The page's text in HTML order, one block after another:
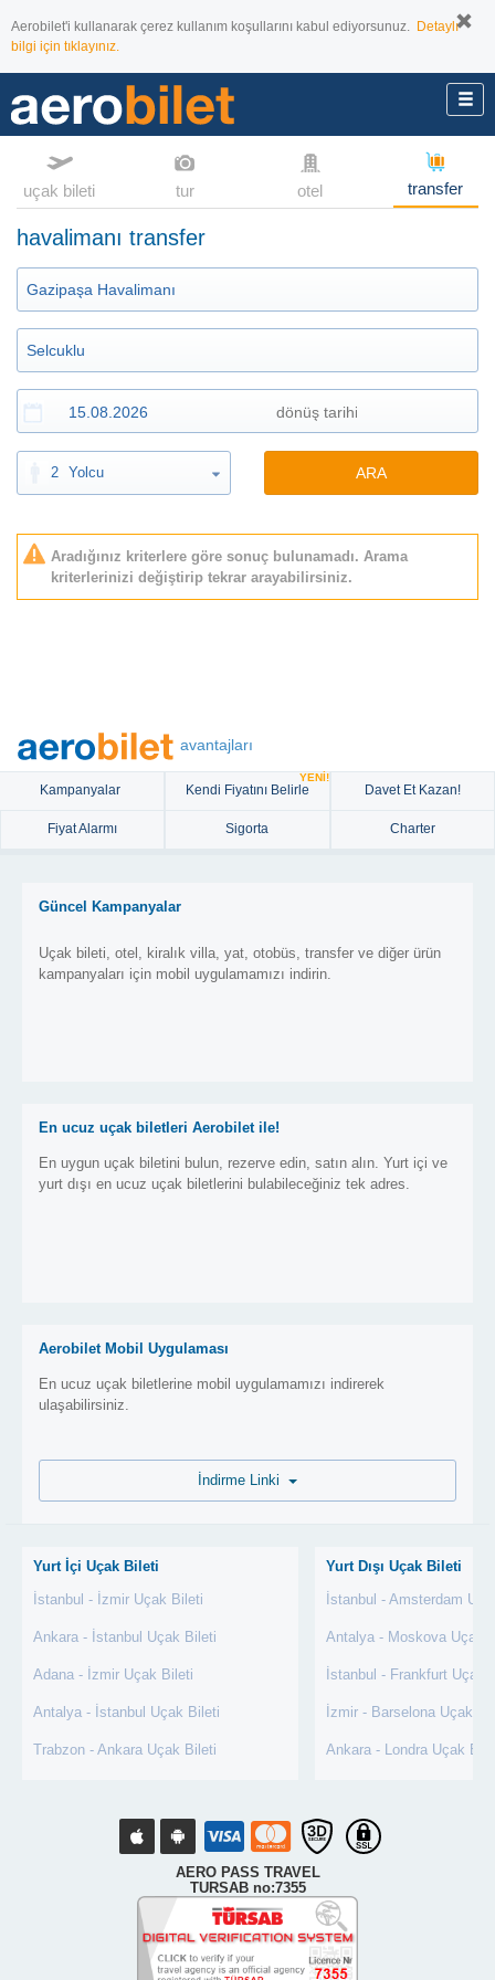
Aerobilet'i kullanarak çerez kullanım koşullarını kabul ediyorsunuz. Detaylı
bilgi için tıklayınız.
uçak bileti tur otel transfer
havalimanı transfer
2 Yolcu ARA
Aradığınız kriterlere göre sonuç bulunamadı. Arama
kriterlerinizi değiştirip tekrar arayabilirsiniz.
avantajları
Kampanyalar Kendi Fiyatını Belirle
YENİ!
Davet Et Kazan!
Fiyat Alarmı Sigorta Charter
Güncel Kampanyalar
Uçak bileti, otel, kiralık villa, yat, otobüs, transfer ve diğer ürün
kampanyaları için mobil uygulamamızı indirin.
En ucuz uçak biletleri Aerobilet ile!
En uygun uçak biletini bulun, rezerve edin, satın alın. Yurt içi ve
yurt dışı en ucuz uçak biletlerini bulabileceğiniz tek adres.
Aerobilet Mobil Uygulaması
En ucuz uçak biletlerine mobil uygulamamızı indirerek
ulaşabilirsiniz.
Yurt İçi Uçak Bileti
İstanbul - İzmir Uçak Bileti
Ankara - İstanbul Uçak Bileti
Adana - İzmir Uçak Bileti
Antalya - İstanbul Uçak Bileti
Trabzon - Ankara Uçak Bileti
Yurt Dışı Uçak Bileti
İstanbul - Amsterdam
Antalya - Moskova Uçak
İstanbul - Frankfurt Uçak
İzmir - Barselona Uçak
Ankara - Londra Uçak
AERO PASS TRAVEL
TURSAB no:7355